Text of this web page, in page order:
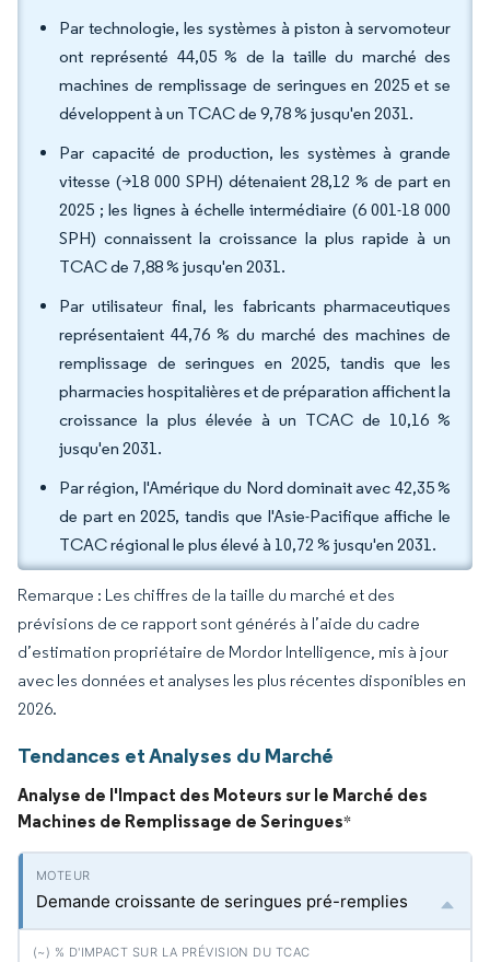
Par technologie, les systèmes à piston à servomoteur
ont représenté 44,05 % de la taille du marché des
machines de remplissage de seringues en 2025 et se
développent à un TCAC de 9,78 % jusqu'en 2031.
Par capacité de production, les systèmes à grande
vitesse (>18 000 SPH) détenaient 28,12 % de part en
2025 ; les lignes à échelle intermédiaire (6 001-18 000
SPH) connaissent la croissance la plus rapide à un
TCAC de 7,88 % jusqu'en 2031.
Par utilisateur final, les fabricants pharmaceutiques
représentaient 44,76 % du marché des machines de
remplissage de seringues en 2025, tandis que les
pharmacies hospitalières et de préparation affichent la
croissance la plus élevée à un TCAC de 10,16 %
jusqu'en 2031.
Par région, l'Amérique du Nord dominait avec 42,35 %
de part en 2025, tandis que l'Asie-Pacifique affiche le
TCAC régional le plus élevé à 10,72 % jusqu'en 2031.
Remarque : Les chiffres de la taille du marché et des
prévisions de ce rapport sont générés à l’aide du cadre
d’estimation propriétaire de Mordor Intelligence, mis à jour
avec les données et analyses les plus récentes disponibles en
2026.
Tendances et Analyses du Marché
Analyse de l'Impact des Moteurs sur le Marché des
Machines de Remplissage de Seringues*
Demande croissante de seringues pré-remplies